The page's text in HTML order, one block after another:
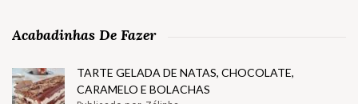
Acabadinhas De Fazer
TARTE GELADA DE NATAS, CHOCOLATE,
CARAMELO E BOLACHAS